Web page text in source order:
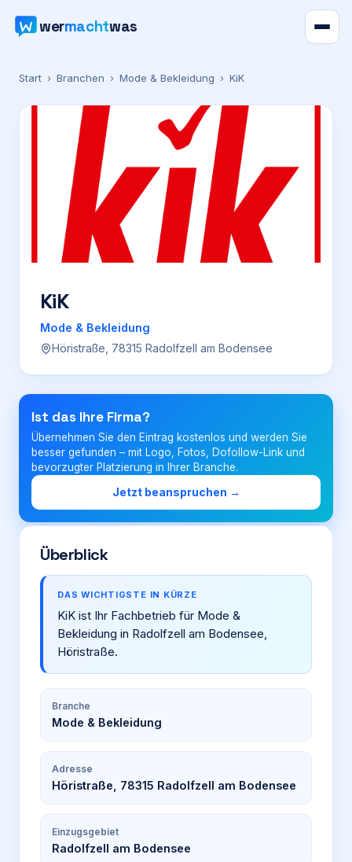
wermachtwas
Verzeichnis
Ratgeber
Werbung
Preise
Für Firmen
Login
Firma eintragen
Start › Branchen › Mode & Bekleidung › KiK
KiK
Mode & Bekleidung
Höristraße, 78315 Radolfzell am Bodensee
Ist das Ihre Firma?
Übernehmen Sie den Eintrag kostenlos und werden Sie
besser gefunden – mit Logo, Fotos, Dofollow-Link und
bevorzugter Platzierung in Ihrer Branche.
Jetzt beanspruchen →
Überblick
DAS WICHTIGSTE IN KÜRZE
KiK ist Ihr Fachbetrieb für Mode &
Bekleidung in Radolfzell am Bodensee,
Höristraße.
Branche
Mode & Bekleidung
Adresse
Höristraße, 78315 Radolfzell am Bodensee
Einzugsgebiet
Radolfzell am Bodensee